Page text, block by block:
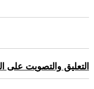
التعليق والتصويت على